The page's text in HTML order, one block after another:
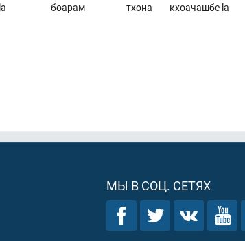
кхоачашбе lа
тхона
боарам
МЫ В СОЦ. СЕТЯХ